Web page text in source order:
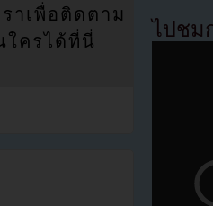
ไปชม
าเพื่อติดตาม
ใครได้ที่นี่